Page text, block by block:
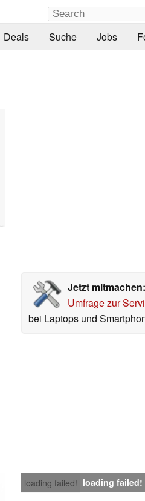
Deals Suche Jobs
Jetzt mitmachen:
Umfrage zur
bei Laptops und
loading failed! loading failed!